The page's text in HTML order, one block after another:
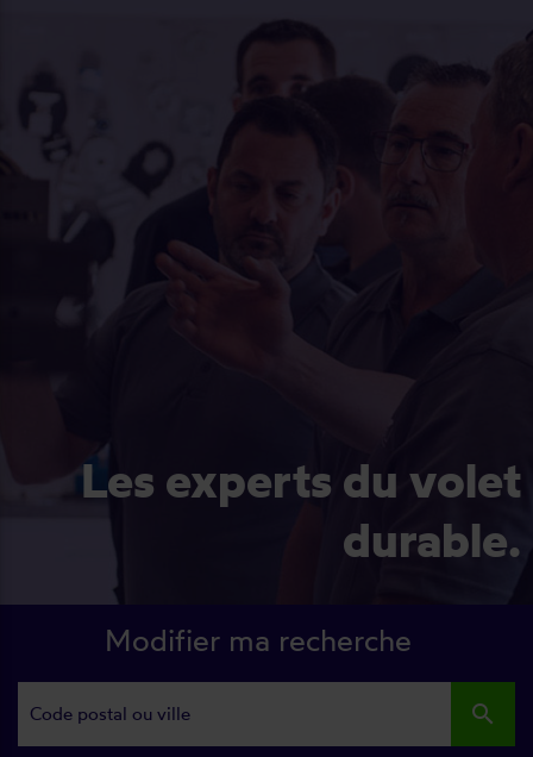
Les experts du volet
durable.
Modifier ma recherche
search